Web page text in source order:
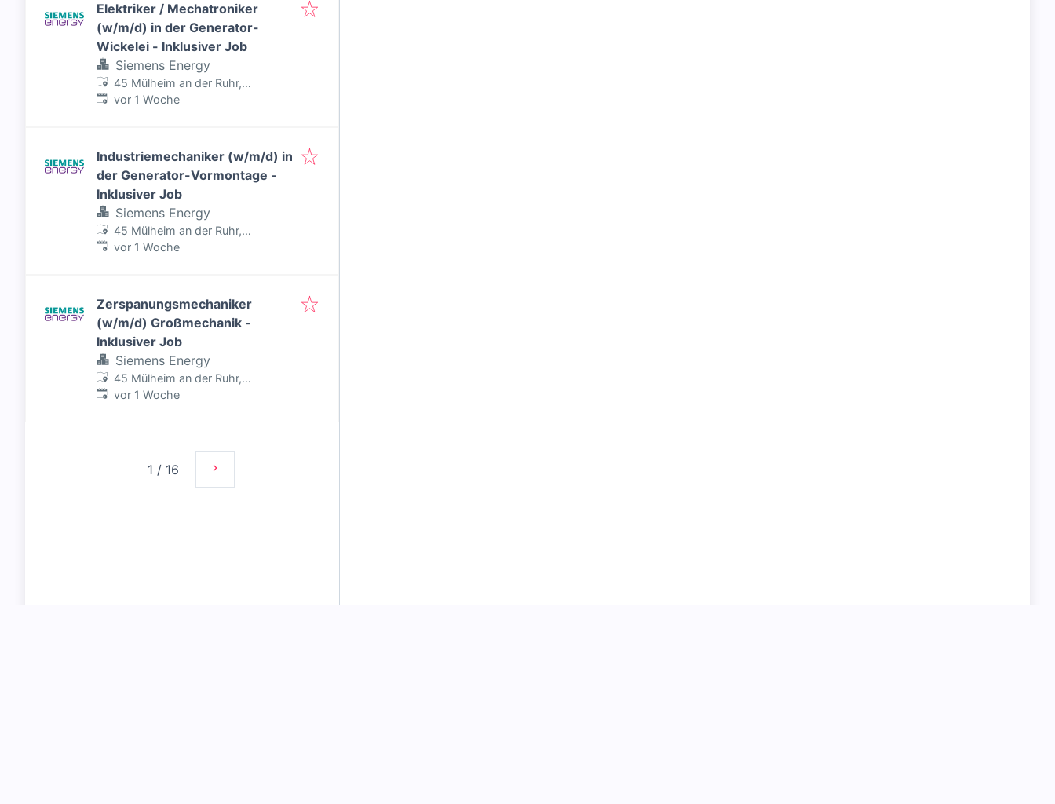
Elektriker / Mechatroniker
(w/m/d) in der Generator-
Wickelei - Inklusiver Job
Siemens Energy
45 Mülheim an der Ruhr,
Deutschland
Veröffentlicht:
vor 1 Woche
Industriemechaniker (w/m/d) in
der Generator-Vormontage -
Inklusiver Job
Siemens Energy
45 Mülheim an der Ruhr,
Deutschland
Veröffentlicht:
vor 1 Woche
Zerspanungsmechaniker
(w/m/d) Großmechanik -
Inklusiver Job
Siemens Energy
45 Mülheim an der Ruhr,
Deutschland
Veröffentlicht:
vor 1 Woche
1 / 16